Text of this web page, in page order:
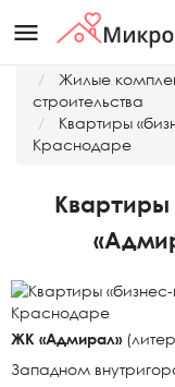
menu
Жилые
строительства
Квартиры
Краснодаре
Квартиры
ЖК «Адмирал»
Западном